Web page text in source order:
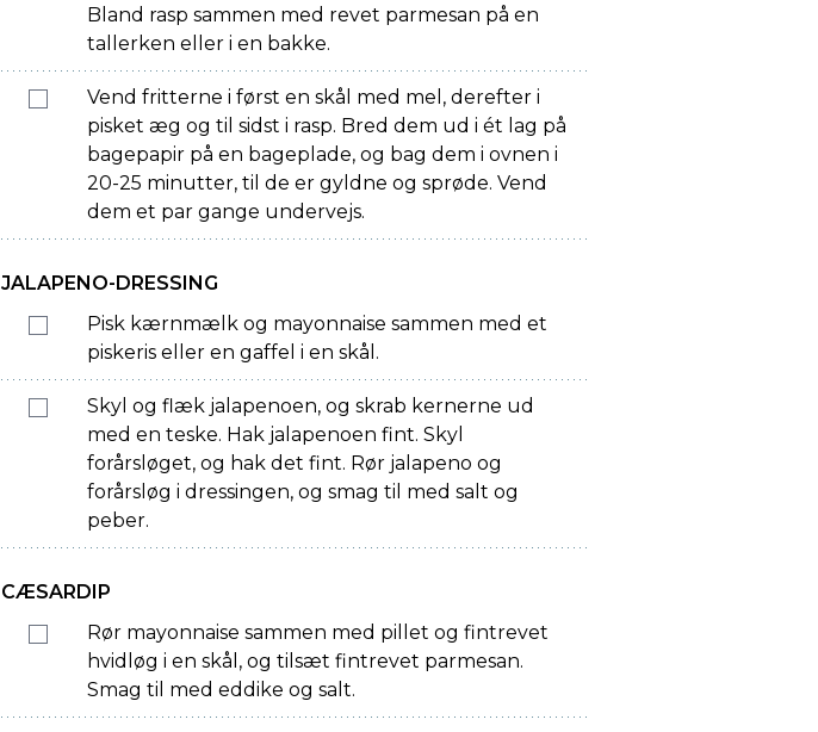
Bland rasp sammen med revet parmesan på en
tallerken eller i en bakke.
Vend fritterne i først en skål med mel, derefter i
pisket æg og til sidst i rasp. Bred dem ud i ét lag på
bagepapir på en bageplade, og bag dem i ovnen i
20-25 minutter, til de er gyldne og sprøde. Vend
dem et par gange undervejs.
JALAPENO-DRESSING
Pisk kærnmælk og mayonnaise sammen med et
piskeris eller en gaffel i en skål.
Skyl og flæk jalapenoen, og skrab kernerne ud
med en teske. Hak jalapenoen fint. Skyl
forårsløget, og hak det fint. Rør jalapeno og
forårsløg i dressingen, og smag til med salt og
peber.
CÆSARDIP
Rør mayonnaise sammen med pillet og fintrevet
hvidløg i en skål, og tilsæt fintrevet parmesan.
Smag til med eddike og salt.